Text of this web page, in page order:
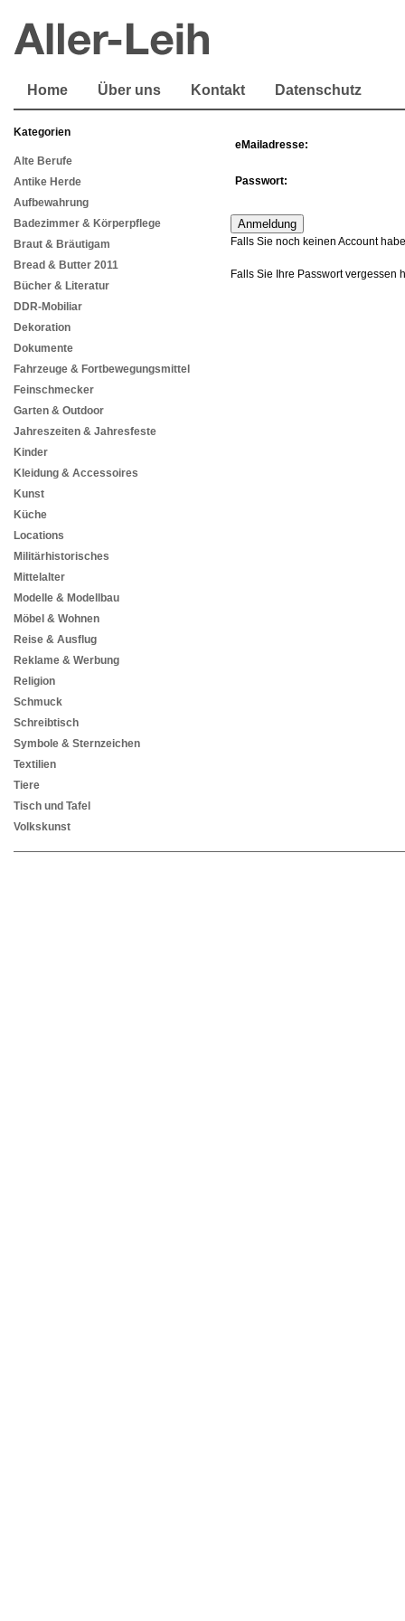
Home Über uns Kontakt Datenschutz
Kategorien
Alte Berufe
Antike Herde
Aufbewahrung
Badezimmer & Körperpflege
Braut & Bräutigam
Bread & Butter 2011
Bücher & Literatur
DDR-Mobiliar
Dekoration
Dokumente
Fahrzeuge & Fortbewegungsmittel
Feinschmecker
Garten & Outdoor
Jahreszeiten & Jahresfeste
Kinder
Kleidung & Accessoires
Kunst
Küche
Locations
Militärhistorisches
Mittelalter
Modelle & Modellbau
Möbel & Wohnen
Reise & Ausflug
Reklame & Werbung
Religion
Schmuck
Schreibtisch
Symbole & Sternzeichen
Textilien
Tiere
Tisch und Tafel
Volkskunst
eMailadresse:
Passwort:
Falls Sie noch keinen Account
Falls Sie Ihre Passwort vergessen